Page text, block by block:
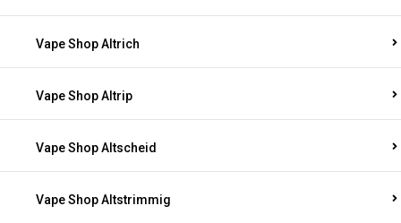
Vape Shop Altrich
Vape Shop Altrip
Vape Shop Altscheid
Vape Shop Altstrimmig